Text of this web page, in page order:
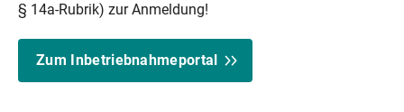
§ 14a-Rubrik) zur Anmeldung!
Zum Inbetriebnahmeportal